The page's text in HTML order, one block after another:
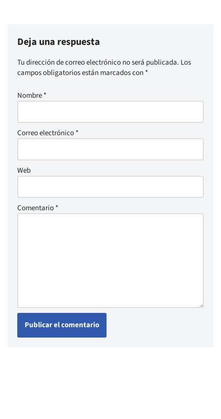
Deja una respuesta
Tu dirección de correo electrónico no será publicada. Los
campos obligatorios están marcados con *
Nombre*
Correo electrónico*
Web
Comentario*